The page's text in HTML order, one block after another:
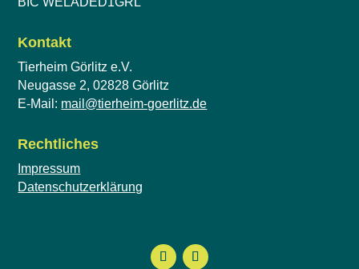
Kontakt
Tierheim Görlitz e.V.
Neugasse 2, 02828 Görlitz
E-Mail: mail@tierheim-goerlitz.de
Rechtliches
Impressum
Datenschutzerklärung